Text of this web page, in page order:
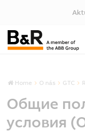
Home O nás GTC
Общие
условия